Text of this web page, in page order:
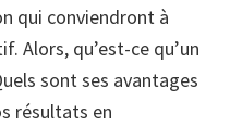
qui conviendront à
Alors, qu’est-ce qu’un
sont ses avantages
résultats en